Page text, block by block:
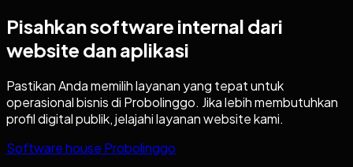
Pisahkan software internal dari
website dan aplikasi
Pastikan Anda memilih layanan yang tepat untuk
operasional bisnis di Probolinggo. Jika lebih membutuhkan
profil digital publik, jelajahi layanan website kami.
Software house Probolinggo